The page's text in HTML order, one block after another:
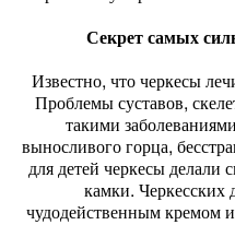
Секрет самых
Известно, что черкесы
Проблемы суставов,
такими
выносливого горца,
для детей черкесы делали
камки. Черкесских
чудодейственным кремом и